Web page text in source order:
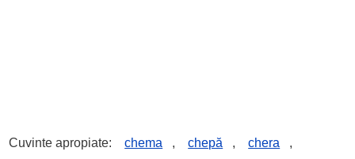
Cuvinte apropiate: chema , chepă , chera ,